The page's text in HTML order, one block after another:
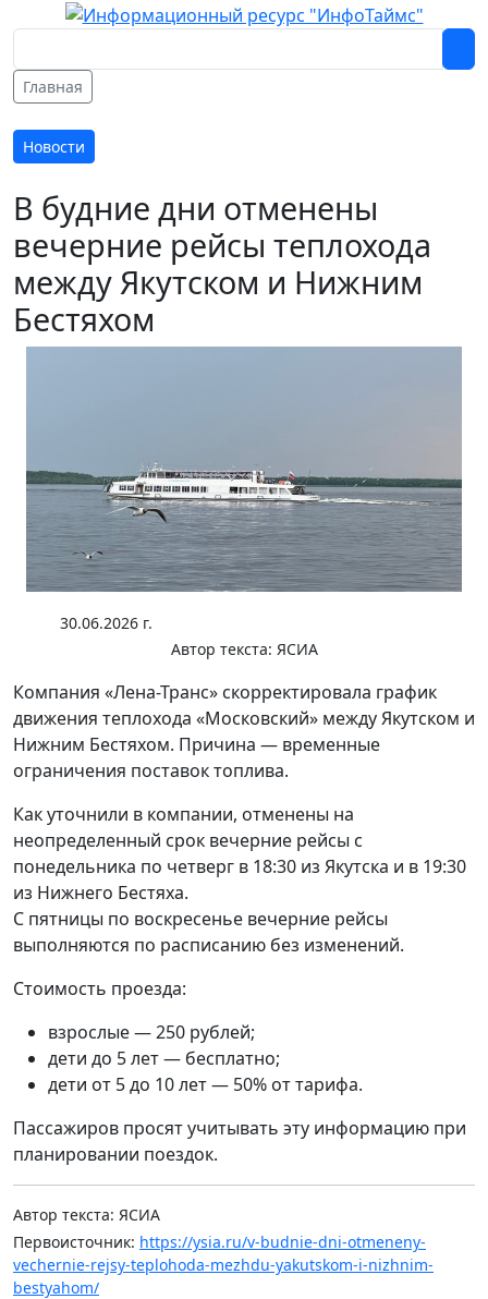
Главная
Новости
В будние дни отменены
вечерние рейсы теплохода
между Якутском и Нижним
Бестяхом
30.06.2026 г.
Автор текста: ЯСИА
Компания «Лена-Транс» скорректировала график
движения теплохода «Московский» между Якутском и
Нижним Бестяхом. Причина — временные
ограничения поставок топлива.
Как уточнили в компании, отменены на
неопределенный срок вечерние рейсы с
понедельника по четверг в 18:30 из Якутска и в 19:30
из Нижнего Бестяха.
С пятницы по воскресенье вечерние рейсы
выполняются по расписанию без изменений.
Стоимость проезда:
взрослые — 250 рублей;
дети до 5 лет — бесплатно;
дети от 5 до 10 лет — 50% от тарифа.
Пассажиров просят учитывать эту информацию при
планировании поездок.
Автор текста: ЯСИА
Первоисточник: https://ysia.ru/v-budnie-dni-otmeneny-
vechernie-rejsy-teplohoda-mezhdu-yakutskom-i-nizhnim-
bestyahom/